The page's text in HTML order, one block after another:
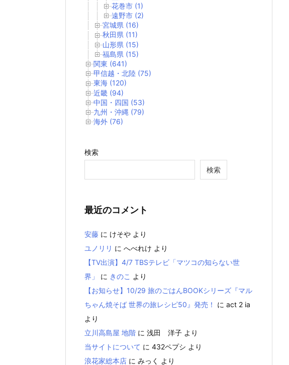
花巻市 (1)
遠野市 (2)
宮城県 (16)
秋田県 (11)
山形県 (15)
福島県 (15)
関東 (641)
甲信越・北陸 (75)
東海 (120)
近畿 (94)
中国・四国 (53)
九州・沖縄 (79)
海外 (76)
検索
検索
最近のコメント
安藤 に けそや より
ユノリリ に へべれけ より
【TV出演】4/7 TBSテレビ「マツコの知らない世
界」
に きのこ より
【お知らせ】10/29 旅のごはんBOOKシリーズ『マル
ちゃん焼そば 世界の旅レシピ50』発売！
に act 2 ia
より
立川高島屋 地階 に 浅田 洋子 より
当サイトについて に 432ペプシ より
浪花家総本店 に みっく より